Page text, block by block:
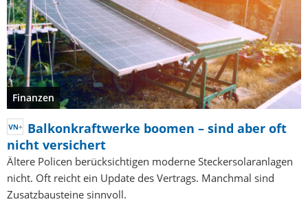
Finanzen
Balkonkraftwerke boomen – sind aber oft
nicht versichert
Ältere Policen berücksichtigen moderne Steckersolaranlagen
nicht. Oft reicht ein Update des Vertrags. Manchmal sind
Zusatzbausteine sinnvoll.